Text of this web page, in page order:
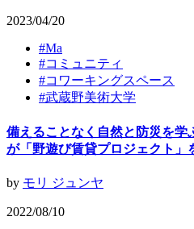
2023/04/20
#Ma
#コミュニティ
#コワーキングスペース
#武蔵野美術大学
備えることなく自然と防災を学
が「野遊び賃貸プロジェクト」
by モリ ジュンヤ
2022/08/10